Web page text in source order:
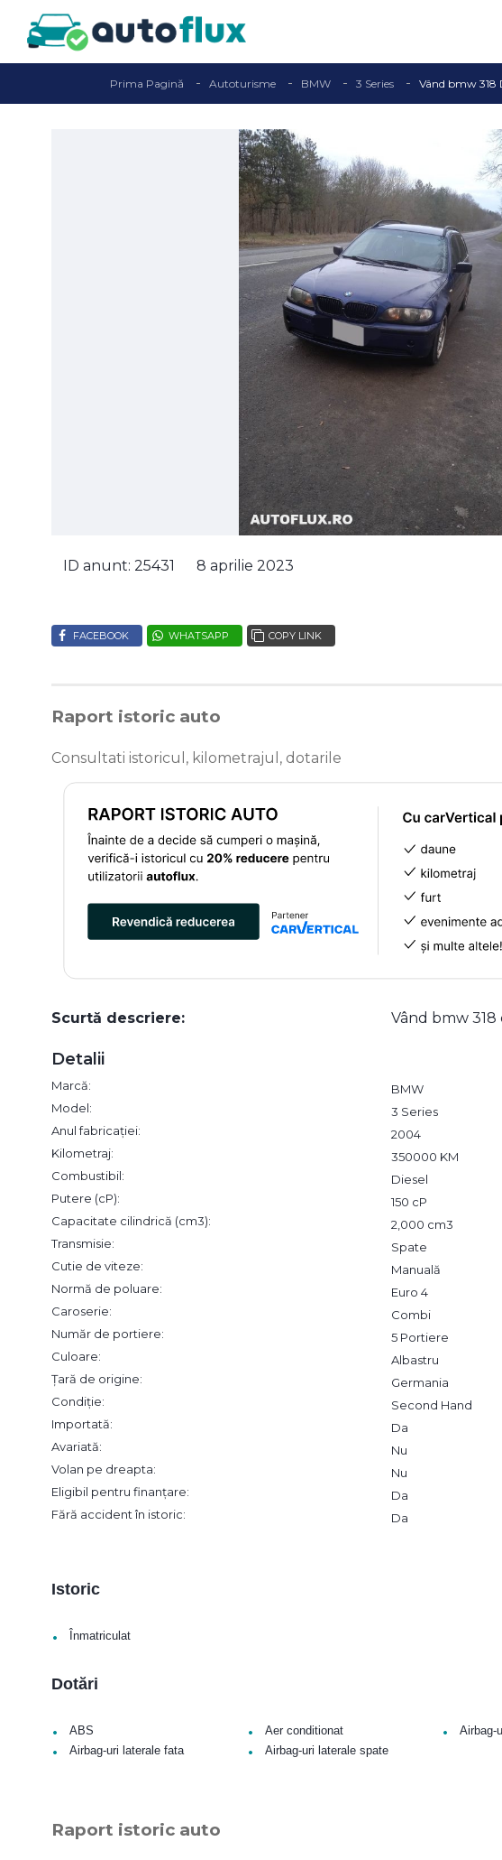
Prima Pagină Autoturisme BMW 3 Series Vând bmw 318
ID anunt: 25431 8 aprilie 2023
FACEBOOK WHATSAPP COPY LINK
Raport istoric auto
Consultati istoricul, kilometrajul, dotarile
Scurtă descriere: Vând bmw
Detalii
Marcă:
BMW
Model:
3 Series
Anul fabricației:
2004
Kilometraj:
350000 KM
Combustibil:
Diesel
Putere (cP):
150 cP
Capacitate cilindrică (cm3):
2,000 cm3
Transmisie:
Spate
Cutie de viteze:
Manuală
Normă de poluare:
Euro 4
Caroserie:
Combi
Număr de portiere:
5 Portiere
Culoare:
Albastru
Țară de origine:
Germania
Condiție:
Second Hand
Importată:
Da
Avariată:
Nu
Volan pe dreapta:
Nu
Eligibil pentru finanțare:
Da
Fără accident în istoric:
Da
Istoric
• Înmatriculat
Dotări
• ABS • Aer conditionat • Airbag-
• Airbag-uri laterale fata • Airbag-uri laterale spate
Raport istoric auto